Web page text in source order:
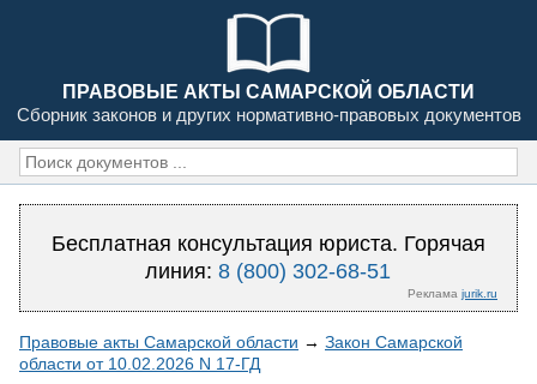
ПРАВОВЫЕ АКТЫ САМАРСКОЙ ОБЛАСТИ
Сборник законов и других нормативно-правовых документов
Бесплатная консультация юриста. Горячая
линия:8 (800) 302-68-51
Реклама jurik.ru
Правовые акты Самарской области → Закон Самарской
области от 10.02.2026 N 17-ГД